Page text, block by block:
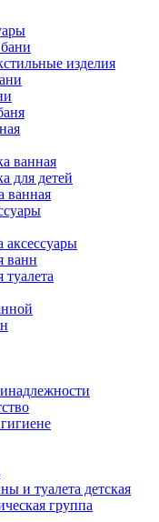
изделия
ванная
для детей
ванная
аксессуары
ванн
туалета
и туалета детская
группа